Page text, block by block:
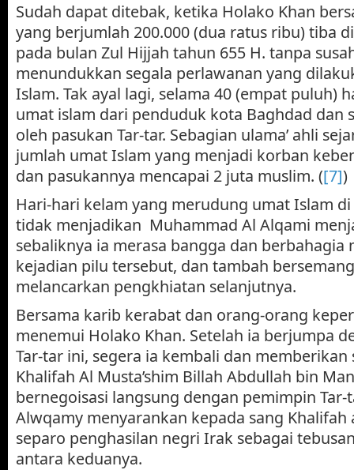
Sudah dapat ditebak, ketika Holako Khan
yang berjumlah 200.000 (dua ratus ribu) tiba
pada bulan Zul Hijjah tahun 655 H. tanpa
menundukkan segala perlawanan yang
Islam. Tak ayal lagi, selama 40 (empat puluh)
umat islam dari penduduk kota Baghdad dan
oleh pasukan Tar-tar. Sebagian ulama’ ahli
jumlah umat Islam yang menjadi korban
dan pasukannya mencapai 2 juta muslim. ([7])
Hari-hari kelam yang merudung umat Islam
tidak menjadikan Muhammad Al Alqami
sebaliknya ia merasa bangga dan berbahagia
kejadian pilu tersebut, dan tambah
melancarkan pengkhiatan selanjutnya.
Bersama karib kerabat dan orang-orang
menemui Holako Khan. Setelah ia berjumpa
Tar-tar ini, segera ia kembali dan memberikan
Khalifah Al Musta’shim Billah Abdullah bin
bernegoisasi langsung dengan pemimpin Tar-
Alwqamy menyarankan kepada sang
separo penghasilan negri Irak sebagai
antara keduanya.